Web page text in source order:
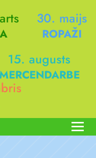
30. maijs
ROPAŽI
15. augusts